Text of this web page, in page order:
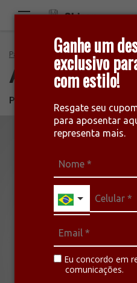
Ganhe um
exclusivo
com estilo!
Resgate seu
para aposentar
representa mais.
Eu concordo em
comunicações.
Página Inicial Acessórios
Acessórios
PROTETOR DE CARTER - CIVIC